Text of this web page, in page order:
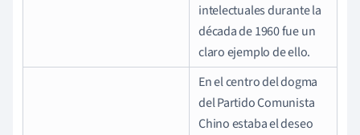
intelectuales durante la
década de 1960 fue un
claro ejemplo de ello.
En el centro del dogma
del Partido Comunista
Chino estaba el deseo